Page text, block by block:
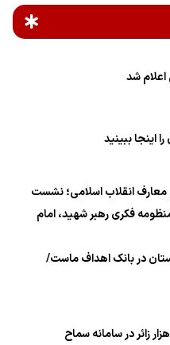
شد
اینجا ببینید
انقلاب اسلامی؛ نشست
فکری رهبر شهید، امام
در بانک اهداف ماست/